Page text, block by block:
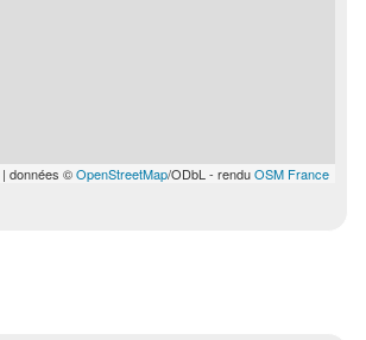
| données ©OpenStreetMap/ODbL - renduOSM France